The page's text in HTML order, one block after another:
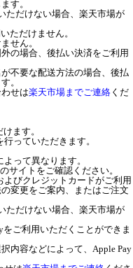
す。
ただけない場合、楽天市場が
ただけません。
せん。
の場合、後払い決済をご利用
不要な配送方法の場合、後払
。
せは楽天市場までご連絡 くだ
ます。
っていただきます。
って異なります。
サイトをご確認ください。
よびクレジットカードがご利用
変更をご案内、またはご注文
ただけない場合、楽天市場が
ご利用いただくことができま
内容などによって、Apple Pay